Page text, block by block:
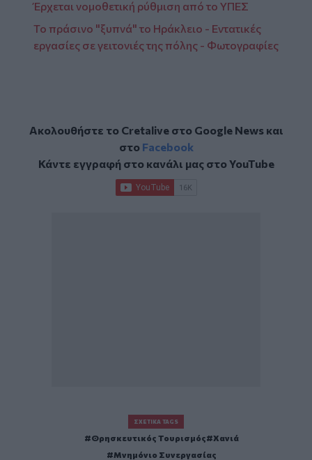
Έρχεται νομοθετική ρύθμιση από το ΥΠΕΣ
Το πράσινο "ξυπνά" το Ηράκλειο - Εντατικές
εργασίες σε γειτονιές της πόλης - Φωτογραφίες
Ακολουθήστε το Cretalive στο Google Newsκαι
στο Facebook
Κάντε εγγραφή στο κανάλι μας στοYouTube
ΣΧΕΤΙΚΆ TAGS
Θρησκευτικός Τουρισμός
Χανιά
Μνημόνιο Συνεργασίας